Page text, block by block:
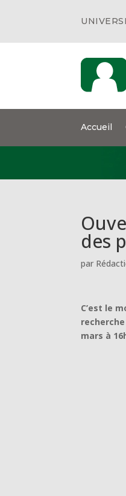
Accueil
des
par
C’est le
mars à